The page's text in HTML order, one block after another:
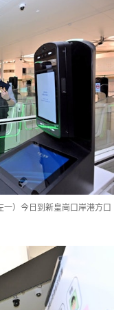
）今日到新皇崗口岸港方口